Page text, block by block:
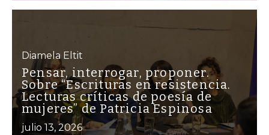
Diamela Eltit
Pensar, interrogar, proponer.
Sobre “Escrituras en resistencia.
Lecturas críticas de poesía de
mujeres” de Patricia Espinosa
julio 13, 2026